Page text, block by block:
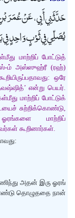
حَدَّثَنِي أَبِي، عَنْ عُمَرَ
يُصَلِّي فِي ثَوْبٍ وَاحِدٍ
மாற்றிப் போட்டுத்
ம் அஸ்ஸுஹ்ரீ (ரஹ்)
ஒரே
என்று பெயர்.
மாற்றிப் போட்டுக்
சுற்றிக்கொண்டு,
மாற்றிப்
கூறினார்கள்.
அதன் இரு ஓரங்
தொழுததை நான்